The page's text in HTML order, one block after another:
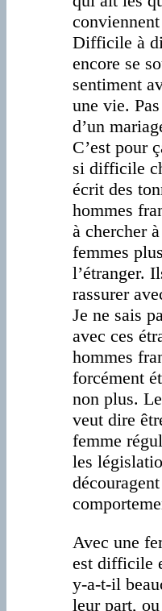
Difficile à
encore se
sentiment
une vie.
d’un
C’est pour
si difficile
écrit des
hommes
à chercher
femmes
l’étranger.
rassurer
Je ne sais
avec ces
hommes
forcément
non plus.
veut dire
femme
les
Avec une
est difficile
y-a-t-il
leur part,